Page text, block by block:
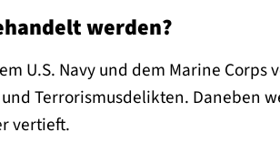
werden?
U.S. Navy und dem Marine Corps
Terrorismusdelikten. Daneben
vertieft.